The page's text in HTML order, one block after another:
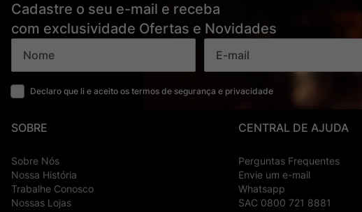
Cadastre o seu e-mail e receba
com exclusividade Ofertas e Novidades
Declaro que li e aceito os termos de segurança e privacidade
SOBRE
Sobre Nós
Nossa História
Trabalhe Conosco
Nossas Lojas
CENTRAL DE AJUDA
Perguntas Frequentes
Envie um e-mail
Whatsapp
SAC 0800 721 8881